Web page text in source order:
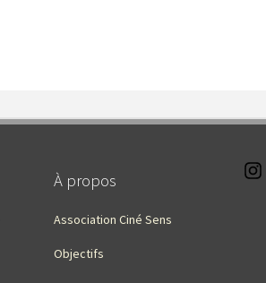
À propos
Association Ciné Sens
Objectifs